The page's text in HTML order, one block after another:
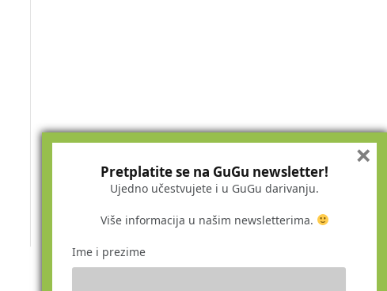
Pretplatite se na GuGu newsletter!
Ujedno učestvujete i u GuGu darivanju.
Više informacija u našim newsletterima.
Ime i prezime
×